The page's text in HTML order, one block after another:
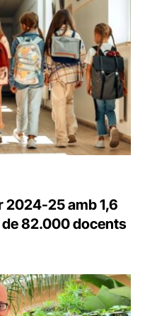
2024-25 amb 1,6
de 82.000 docents